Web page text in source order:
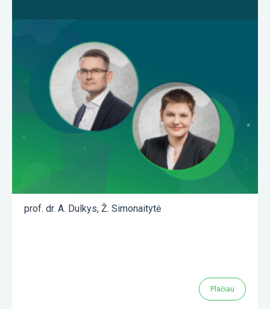
prof. dr. A. Dulkys, Ž. Simonaitytė
Plačiau